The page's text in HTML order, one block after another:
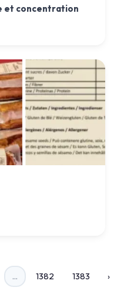
et concentration
... 1382 1383 ›